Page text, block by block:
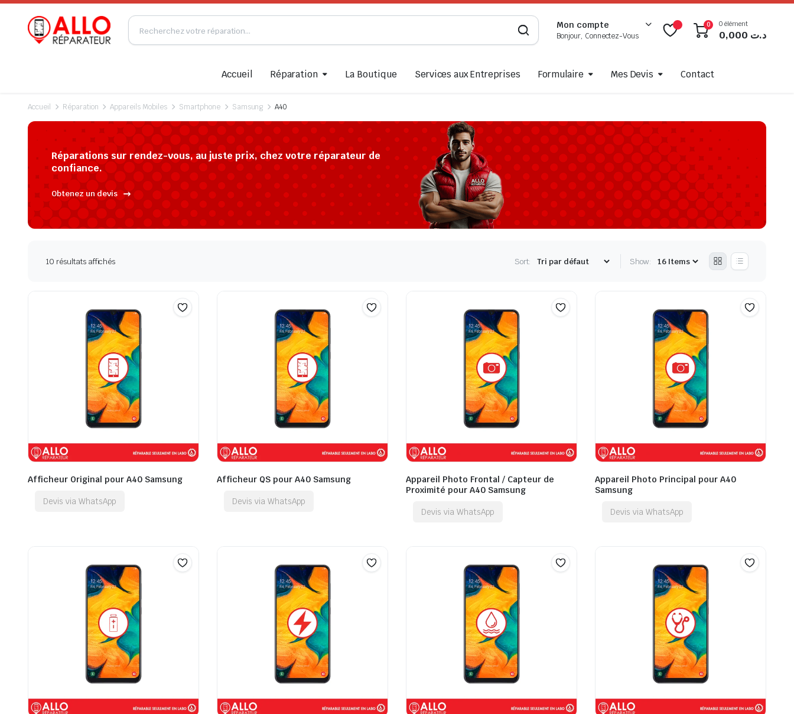
Mon compte
Bonjour, Connectez-Vous
0 0 élément
د.ت
Accueil Réparation La Boutique Services aux Entreprises Formulaire Mes Devis Contact
Accueil Réparation Appareils Mobiles Smartphone Samsung A40
Réparations sur rendez-vous, au juste prix, chez votre réparateur de
confiance.
Obtenez un devis
10 résultats affichés Sort: Show:
Afficheur Original pour A40 Samsung
Devis via WhatsApp
Afficheur QS pour A40 Samsung
Devis via WhatsApp
Appareil Photo Frontal / Capteur de
Proximité pour A40 Samsung
Devis via WhatsApp
Appareil Photo Principal pour A40
Samsung
Devis via WhatsApp